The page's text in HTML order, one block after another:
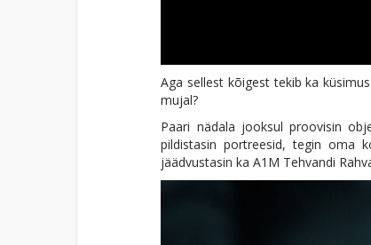
Aga sellest kõigest tekib ka
mujal?
Paari nädala jooksul proovisin
pildistasin portreesid, tegin oma
jäädvustasin ka A1M Tehvandi